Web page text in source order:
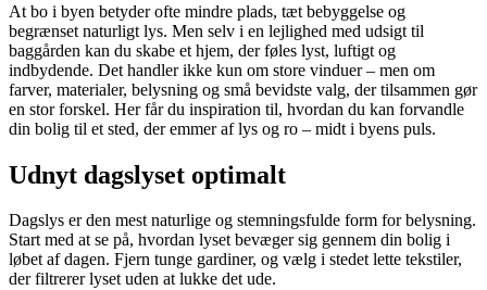
At bo i byen betyder ofte mindre plads, tæt bebyggelse og
begrænset naturligt lys. Men selv i en lejlighed med udsigt til
baggården kan du skabe et hjem, der føles lyst, luftigt og
indbydende. Det handler ikke kun om store vinduer – men om
farver, materialer, belysning og små bevidste valg, der tilsammen gør
en stor forskel. Her får du inspiration til, hvordan du kan forvandle
din bolig til et sted, der emmer af lys og ro – midt i byens puls.
Udnyt dagslyset optimalt
Dagslys er den mest naturlige og stemningsfulde form for belysning.
Start med at se på, hvordan lyset bevæger sig gennem din bolig i
løbet af dagen. Fjern tunge gardiner, og vælg i stedet lette tekstiler,
der filtrerer lyset uden at lukke det ude.